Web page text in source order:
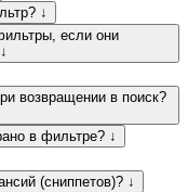
↓
если они
возвращении в поиск?
в фильтре? ↓
(сниппетов)? ↓